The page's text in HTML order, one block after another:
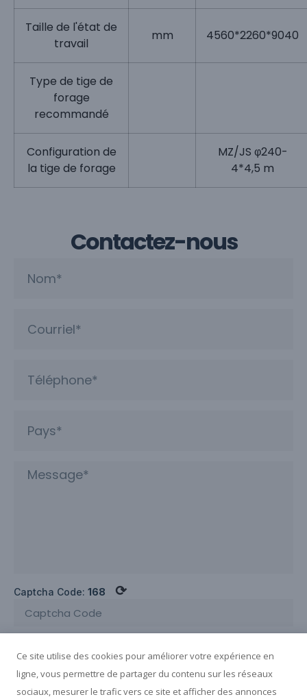
Taille de l'état de
travail
mm 4560*2260*9040
Type de tige de
forage
recommandé
Configuration de
la tige de forage
MZ/JS φ240-
4*4,5 m
Contactez-nous
Captcha Code: 168 ⟳
ENVOYEZ UNE DEMANDE MAINTENANT
Ce site utilise des cookies pour améliorer votre expérience en
ligne, vous permettre de partager du contenu sur les réseaux
sociaux, mesurer le trafic vers ce site et afficher des annonces